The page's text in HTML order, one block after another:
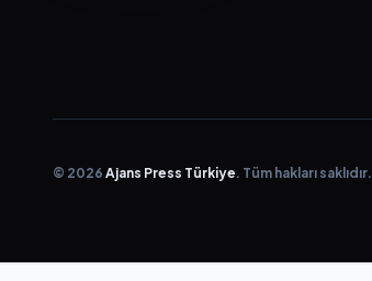
© 2026 Ajans Press Türkiye. Tüm hakları saklıdır.